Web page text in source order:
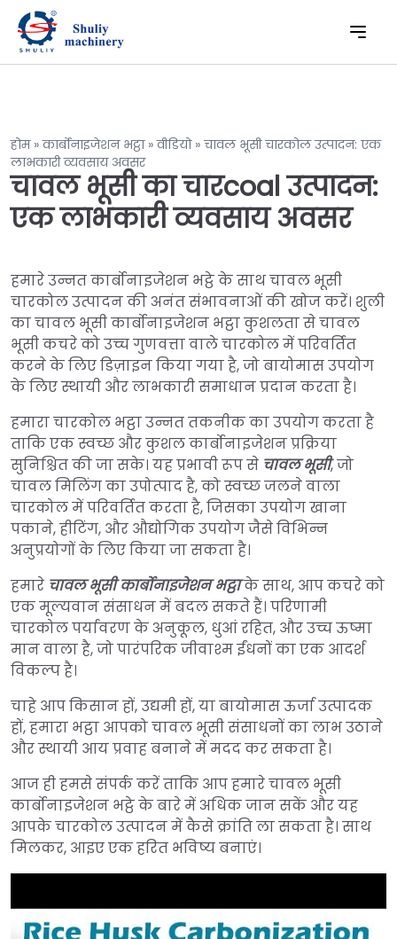
होम»कार्बोनाइजेशन भट्ठा»वीडियो» चावल भूसी चारकोल उत्पादन: एक
लाभकारी व्यवसाय अवसर
चावल भूसी का चारcoal उत्पादन:
एक लाभकारी व्यवसाय अवसर
हमारे उन्नत कार्बोनाइजेशन भट्ठे के साथ चावल भूसी
चारकोल उत्पादन की अनंत संभावनाओं की खोज करें। शुली
का चावल भूसी कार्बोनाइजेशन भट्ठा कुशलता से चावल
भूसी कचरे को उच्च गुणवत्ता वाले चारकोल में परिवर्तित
करने के लिए डिज़ाइन किया गया है, जो बायोमास उपयोग
के लिए स्थायी और लाभकारी समाधान प्रदान करता है।
हमारा चारकोल भट्ठा उन्नत तकनीक का उपयोग करता है
ताकि एक स्वच्छ और कुशल कार्बोनाइजेशन प्रक्रिया
सुनिश्चित की जा सके। यह प्रभावी रूप से चावल भूसी, जो
चावल मिलिंग का उपोत्पाद है, को स्वच्छ जलने वाला
चारकोल में परिवर्तित करता है, जिसका उपयोग खाना
पकाने, हीटिंग, और औद्योगिक उपयोग जैसे विभिन्न
अनुप्रयोगों के लिए किया जा सकता है।
हमारे चावल भूसी कार्बोनाइजेशन भट्ठाके साथ, आप कचरे को
एक मूल्यवान संसाधन में बदल सकते हैं। परिणामी
चारकोल पर्यावरण के अनुकूल, धुआं रहित, और उच्च ऊष्मा
मान वाला है, जो पारंपरिक जीवाश्म ईंधनों का एक आदर्श
विकल्प है।
चाहे आप किसान हों, उद्यमी हों, या बायोमास ऊर्जा उत्पादक
हों, हमारा भट्ठा आपको चावल भूसी संसाधनों का लाभ उठाने
और स्थायी आय प्रवाह बनाने में मदद कर सकता है।
आज ही हमसे संपर्क करें ताकि आप हमारे चावल भूसी
कार्बोनाइजेशन भट्ठे के बारे में अधिक जान सकें और यह
आपके चारकोल उत्पादन में कैसे क्रांति ला सकता है। साथ
मिलकर, आइए एक हरित भविष्य बनाएं।